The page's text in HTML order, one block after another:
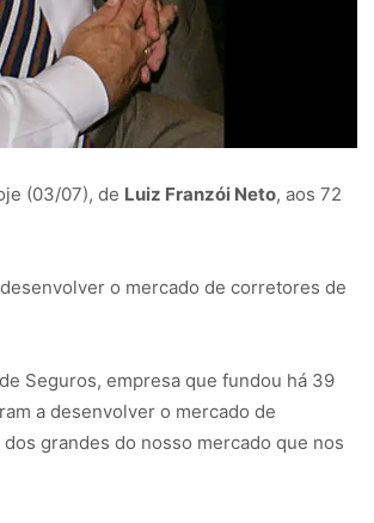
(03/07), de Luiz Franzói Neto, aos 72
o mercado de corretores de
Seguros, empresa que fundou há 39
a desenvolver o mercado de
grandes do nosso mercado que nos